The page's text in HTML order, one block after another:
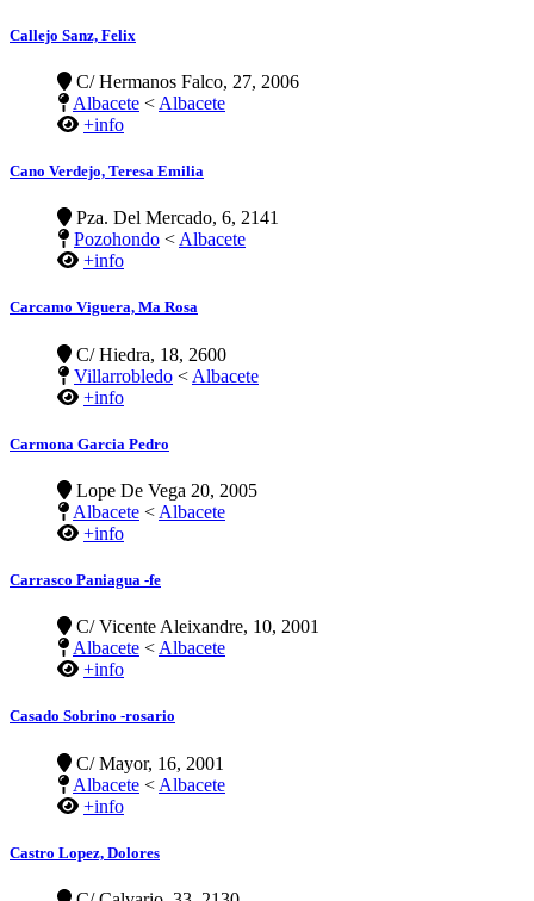
Callejo Sanz, Felix
C/ Hermanos Falco, 27, 2006
Albacete < Albacete
+info
Cano Verdejo, Teresa Emilia
Pza. Del Mercado, 6, 2141
Pozohondo < Albacete
+info
Carcamo Viguera, Ma Rosa
C/ Hiedra, 18, 2600
Villarrobledo < Albacete
+info
Carmona Garcia Pedro
Lope De Vega 20, 2005
Albacete < Albacete
+info
Carrasco Paniagua -fe
C/ Vicente Aleixandre, 10, 2001
Albacete < Albacete
+info
Casado Sobrino -rosario
C/ Mayor, 16, 2001
Albacete < Albacete
+info
Castro Lopez, Dolores